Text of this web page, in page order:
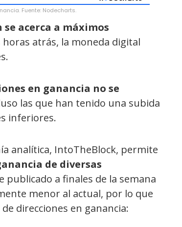
Fuente: Nodecharts.
acerca a máximos
atrás, la moneda digital
en ganancia no se
las que han tenido una subida
inferiores.
analítica, IntoTheBlock, permite
de diversas
publicado a finales de la semana
menor al actual, por lo que
direcciones en ganancia: